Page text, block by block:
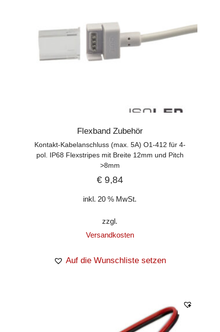
Flexband Zubehör
Kontakt-Kabelanschluss (max. 5A) O1-412 für 4-
pol. IP68 Flexstripes mit Breite 12mm und Pitch
>8mm
€9,84
inkl. 20 % MwSt.
zzgl.
Versandkosten
Auf die Wunschliste setzen